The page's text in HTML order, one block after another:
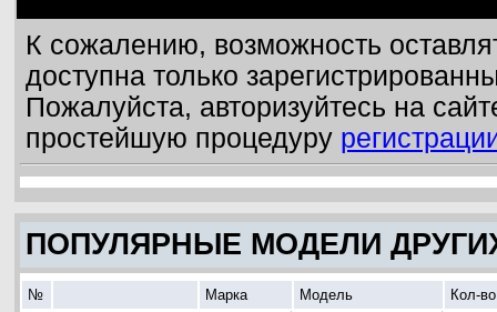
К сожалению, возможность
доступна только
Пожалуйста, авторизуйтесь на
простейшую процедуру
ПОПУЛЯРНЫЕ МОДЕЛИ
№ Марка Модель Кол-